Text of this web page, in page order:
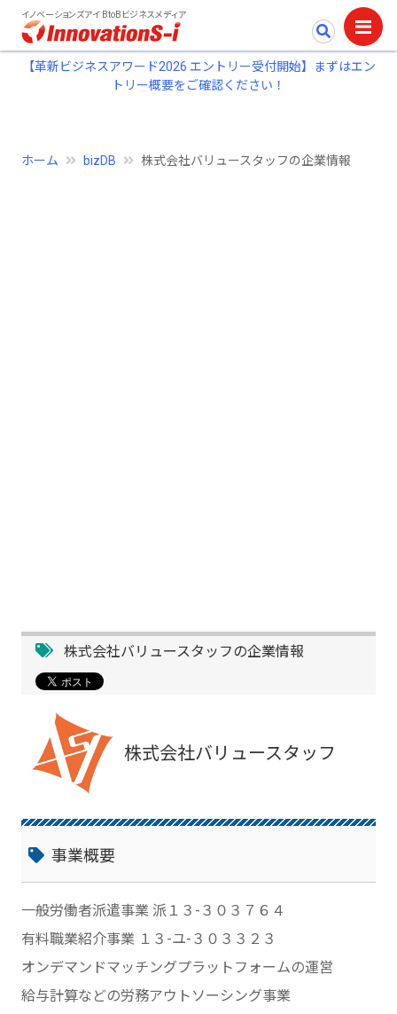
イノベーションズアイ BtoBビジネスメディア
【革新ビジネスアワード2026 エントリー受付開始】まずはエン
トリー概要をご確認ください！
ホーム bizDB 株式会社バリュースタッフの企業情報
株式会社バリュースタッフの企業情報
株式会社バリュースタッフ
事業概要
一般労働者派遣事業 派１３-３０３７６４
有料職業紹介事業 １３-ユ-３０３３２３
オンデマンドマッチングプラットフォームの運営
給与計算などの労務アウトソーシング事業